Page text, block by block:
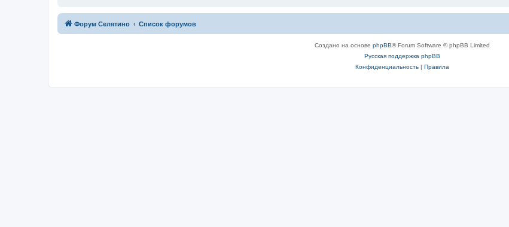
Форум Селятино Список форумов
Создано на основе phpBB® Forum Software © phpBB Limited
Русская поддержка phpBB
Конфиденциальность| Правила